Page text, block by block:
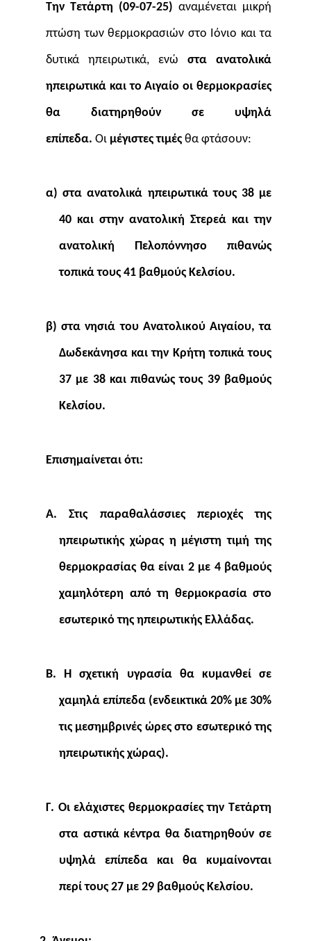
Την Τετάρτη (09-07-25) αναμένεται μικρή
πτώση των θερμοκρασιών στο Ιόνιο και τα
δυτικά ηπειρωτικά, ενώ στα ανατολικά
ηπειρωτικά και το Αιγαίο οι θερμοκρασίες
θα διατηρηθούν σε υψηλά
επίπεδα. Οι μέγιστες τιμέςθα φτάσουν:
α) στα ανατολικά ηπειρωτικά τους 38 με
40 και στην ανατολική Στερεά και την
ανατολική Πελοπόννησο πιθανώς
τοπικά τους 41 βαθμούς Κελσίου.
β) στα νησιά του Ανατολικού Αιγαίου, τα
Δωδεκάνησα και την Κρήτη τοπικά τους
37 με 38 και πιθανώς τους 39 βαθμούς
Κελσίου.
Επισημαίνεται ότι:
Α. Στις παραθαλάσσιες περιοχές της
ηπειρωτικής χώρας η μέγιστη τιμή της
θερμοκρασίας θα είναι 2 με 4 βαθμούς
χαμηλότερη από τη θερμοκρασία στο
εσωτερικό της ηπειρωτικής Ελλάδας.
Β. Η σχετική υγρασία θα κυμανθεί σε
χαμηλά επίπεδα (ενδεικτικά 20% με 30%
τις μεσημβρινές ώρες στο εσωτερικό της
ηπειρωτικής χώρας).
Γ. Οι ελάχιστες θερμοκρασίες την Τετάρτη
στα αστικά κέντρα θα διατηρηθούν σε
υψηλά επίπεδα και θα κυμαίνονται
περί τους 27 με 29 βαθμούς Κελσίου.